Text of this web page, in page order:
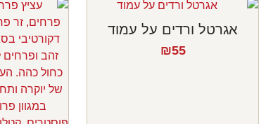
אגרטל ורדים על עמוד
₪55